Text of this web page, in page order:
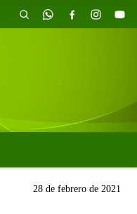
28 de febrero de 2021